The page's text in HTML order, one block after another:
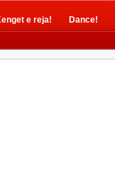
e reja! Dance!